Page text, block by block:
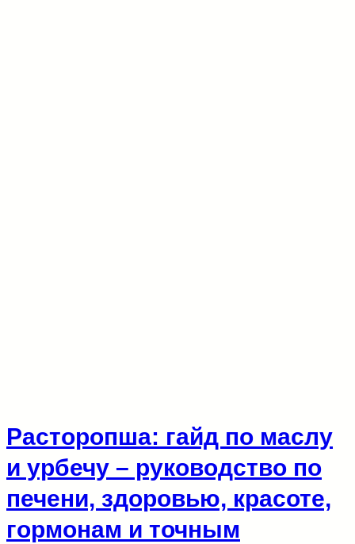
Расторопша: гайд по маслу
и урбечу – руководство по
печени, здоровью, красоте,
гормонам и точным